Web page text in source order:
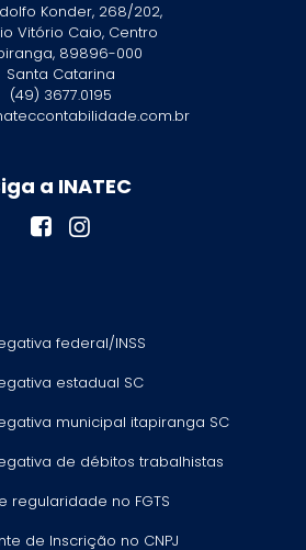
Konder, 268/202,
Vitório Caio, Centro
89896-000
Santa Catarina
(49) 3677.0195
a INATEC
federal/INSS
estadual SC
municipal itapiranga SC
de débitos trabalhistas
regularidade no FGTS
de Inscrição no CNPJ